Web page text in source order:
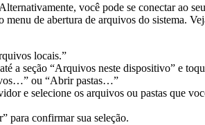
você pode se conectar ao seu
menu de abertura de arquivos do sistema.
locais.”
a seção “Arquivos neste dispositivo” e
ou “Abrir pastas…”
e selecione os arquivos ou pastas que
para confirmar sua seleção.